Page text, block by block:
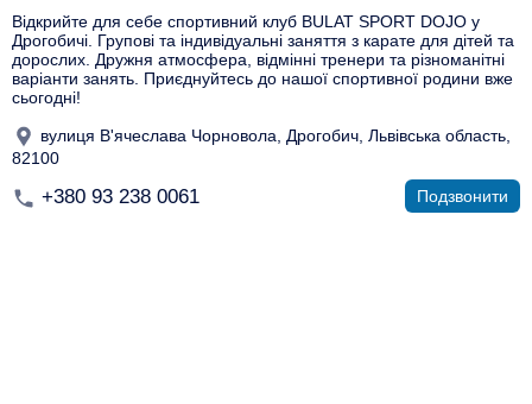
Відкрийте для себе спортивний клуб BULAT SPORT DOJO у
Дрогобичі. Групові та індивідуальні заняття з карате для дітей та
дорослих. Дружня атмосфера, відмінні тренери та різноманітні
варіанти занять. Приєднуйтесь до нашої спортивної родини вже
сьогодні!
вулиця В'ячеслава Чорновола, Дрогобич, Львівська область,
82100
+380 93 238 0061 Подзвонити